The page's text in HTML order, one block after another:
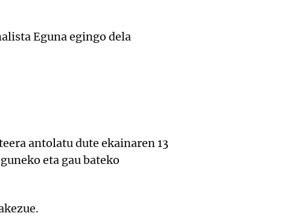
Eguna egingo dela
antolatu dute ekainaren 13
eta gau bateko